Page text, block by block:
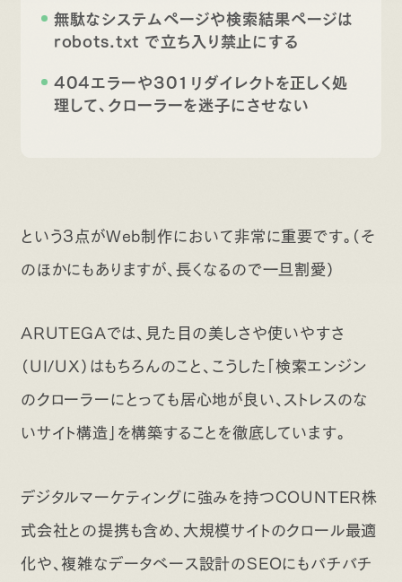
無駄なシステムページや検索結果ページは
robots.txt で立ち入り禁止にする
404エラーや301リダイレクトを正しく処
理して、クローラーを迷子にさせない
という3点がWeb制作において非常に重要です。（そ
のほかにもありますが、長くなるので一旦割愛）
ARUTEGAでは、見た目の美しさや使いやすさ
（UI/UX）はもちろんのこと、こうした「検索エンジン
のクローラーにとっても居心地が良い、ストレスのな
いサイト構造」を構築することを徹底しています。
デジタルマーケティングに強みを持つCOUNTER株
式会社との提携も含め、大規模サイトのクロール最適
化や、複雑なデータベース設計のSEOにもバチバチ